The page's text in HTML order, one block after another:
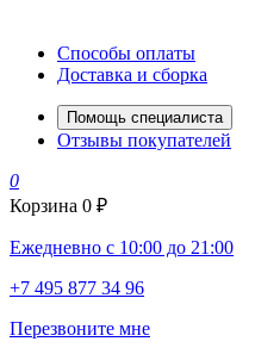
Способы оплаты
Доставка и сборка
Помощь специалиста
Отзывы покупателей
0
Корзина 0 ₽
Ежедневно с 10:00 до 21:00
+7 495 877 34 96
Перезвоните мне